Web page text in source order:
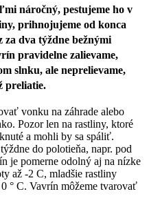
náročný, pestujeme ho v
prihnojujeme od konca
za dva týždne bežnými
pravidelne zalievame,
slnku, ale neprelievame,
preliatie.
vonku na záhrade alebo
Pozor len na rastliny, ktoré
a mohli by sa spáliť.
do polotieňa, napr. pod
je pomerne odolný aj na nízke
až -2 C, mladšie rastliny
° C. Vavrín môžeme tvarovať